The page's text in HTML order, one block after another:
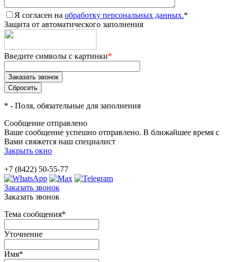
Я согласен на обработку персональных данных.*
Защита от автоматического заполнения
Введите символы с картинки*
* - Поля, обязательные для заполнения
Сообщение отправлено
Ваше сообщение успешно отправлено. В ближайшее время с
Вами свяжется наш специалист
Закрыть окно
+7 (8422) 50-55-77
Заказать звонок
Заказать звонок
Тема сообщения*
Уточнение
Имя*